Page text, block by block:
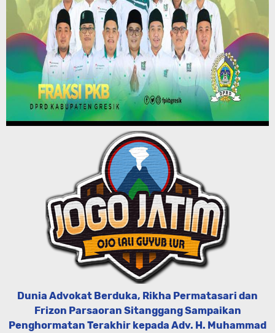
Dunia Advokat Berduka, Rikha Permatasari dan
Frizon Parsaoran Sitanggang Sampaikan
Penghormatan Terakhir kepada Adv. H. Muhammad